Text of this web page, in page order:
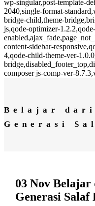
wp-singular,post-template-
2040,single-format-
bridge-child,theme-
js,qode-optimizer-
content-sidebar-
4,qode-child-theme-ver-
composer js-comp-ver-
Belajar dari
Generasi
03 Nov Belajar
Generasi Salaf